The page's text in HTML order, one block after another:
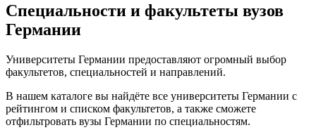
Специальности и факультеты вузов
Германии
Университеты Германии предоставляют огромный выбор
факультетов, специальностей и направлений.
В нашем каталоге вы найдёте все университеты Германии с
рейтингом и списком факультетов, а также сможете
отфильтровать вузы Германии по специальностям.